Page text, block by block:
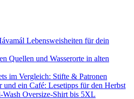
Lebensweisheiten für dein
Quellen und Wasserorte in alten
im Vergleich: Stifte & Patronen
und ein Café: Lesetipps für den Herbst
Wash Oversize-Shirt bis 5XL